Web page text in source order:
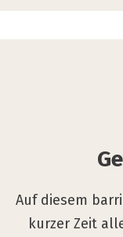
Auf diesem
kurzer Zeit